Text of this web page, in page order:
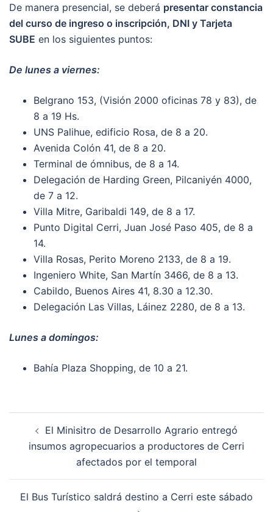
De manera presencial, se deberá presentar constancia
del curso de ingreso o inscripción, DNI y Tarjeta
SUBE en los siguientes puntos:
De lunes a viernes:
Belgrano 153, (Visión 2000 oficinas 78 y 83), de
8 a 19 Hs.
UNS Palihue, edificio Rosa, de 8 a 20.
Avenida Colón 41, de 8 a 20.
Terminal de ómnibus, de 8 a 14.
Delegación de Harding Green, Pilcaniyén 4000,
de 7 a 12.
Villa Mitre, Garibaldi 149, de 8 a 17.
Punto Digital Cerri, Juan José Paso 405, de 8 a
14.
Villa Rosas, Perito Moreno 2133, de 8 a 19.
Ingeniero White, San Martín 3466, de 8 a 13.
Cabildo, Buenos Aires 41, 8.30 a 12.30.
Delegación Las Villas, Láinez 2280, de 8 a 13.
Lunes a domingos:
Bahía Plaza Shopping, de 10 a 21.
navigation
El Minisitro de Desarrollo Agrario entregó
insumos agropecuarios a productores de Cerri
afectados por el temporal
El Bus Turístico saldrá destino a Cerri este sábado